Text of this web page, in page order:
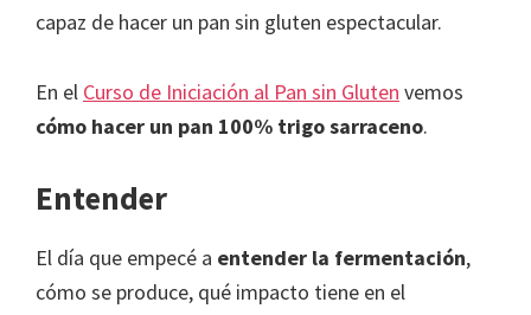
capaz de hacer un pan sin gluten espectacular.
En el Curso de Iniciación al Pan sin Gluten vemos
cómo hacer un pan 100% trigo sarraceno.
Entender
El día que empecé a entender la fermentación,
cómo se produce, qué impacto tiene en el